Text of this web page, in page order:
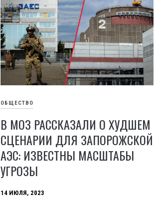
ОБЩЕСТВО
В МОЗ РАССКАЗАЛИ О ХУДШЕМ
СЦЕНАРИИ ДЛЯ ЗАПОРОЖСКОЙ
АЭС: ИЗВЕСТНЫ МАСШТАБЫ
УГРОЗЫ
14 ИЮЛЯ, 2023